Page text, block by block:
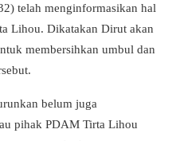
telah menginformasikan hal
Lihou. Dikatakan Dirut akan
membersihkan umbul dan
belum juga
pihak PDAM Tirta Lihou